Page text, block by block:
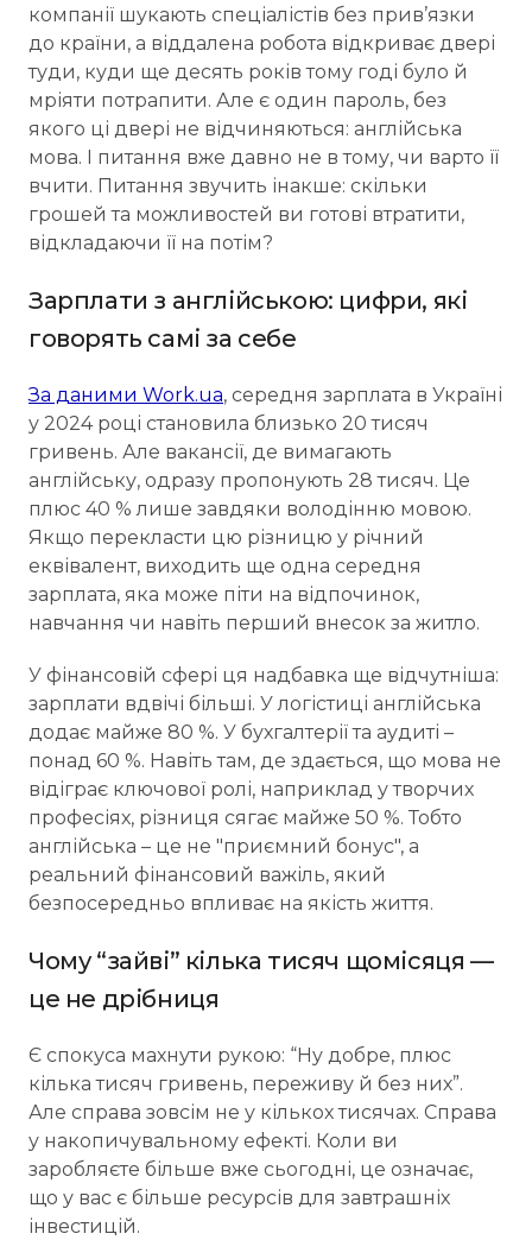
компанії шукають спеціалістів без прив’язки
до країни, а віддалена робота відкриває двері
туди, куди ще десять років тому годі було й
мріяти потрапити. Але є один пароль, без
якого ці двері не відчиняються: англійська
мова. І питання вже давно не в тому, чи варто її
вчити. Питання звучить інакше: скільки
грошей та можливостей ви готові втратити,
відкладаючи її на потім?
Зарплати з англійською: цифри, які
говорять самі за себе
За даними Work.ua, середня зарплата в Україні
у 2024 році становила близько 20 тисяч
гривень. Але вакансії, де вимагають
англійську, одразу пропонують 28 тисяч. Це
плюс 40 % лише завдяки володінню мовою.
Якщо перекласти цю різницю у річний
еквівалент, виходить ще одна середня
зарплата, яка може піти на відпочинок,
навчання чи навіть перший внесок за житло.
У фінансовій сфері ця надбавка ще відчутніша:
зарплати вдвічі більші. У логістиці англійська
додає майже 80 %. У бухгалтерії та аудиті –
понад 60 %. Навіть там, де здається, що мова не
відіграє ключової ролі, наприклад у творчих
професіях, різниця сягає майже 50 %. Тобто
англійська – це не "приємний бонус", а
реальний фінансовий важіль, який
безпосередньо впливає на якість життя.
Чому “зайві” кілька тисяч щомісяця —
це не дрібниця
Є спокуса махнути рукою: “Ну добре, плюс
кілька тисяч гривень, переживу й без них”.
Але справа зовсім не у кількох тисячах. Справа
у накопичувальному ефекті. Коли ви
заробляєте більше вже сьогодні, це означає,
що у вас є більше ресурсів для завтрашніх
інвестицій.